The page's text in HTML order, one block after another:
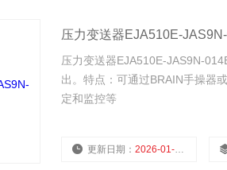
压力变送器EJA510E-
压力变送器EJA510E-JAS9N-
出。特点：可通过BRAIN手操器
定和监控等
更新日期：2026-01-28